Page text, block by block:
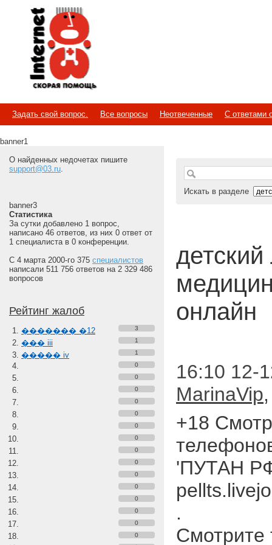
Internet
Скорая помощь
Задать свой вопрос. Все вопросы Неотвеченные С ответами
banner1
О найденных недочетах пишите
support@03.ru.
banner3
Статистика
За сутки добавлено 1 вопрос,
написано 46 ответов, из них 0 ответ от
1 специалиста в 0 конференции.
С 4 марта 2000-го 375 специалистов
написали 511 756 ответов на 2 329 486
вопросов
Рейтинг жалоб
������� �12 3
��� iii 1
����� iv
1
0
0
0
0
0
0
0
0
0
0
0
0
0
0
0
Искать в разделе
онлайн
16:10 12-
MarinaVip
+18
'ПУТАН
.
Смотрите